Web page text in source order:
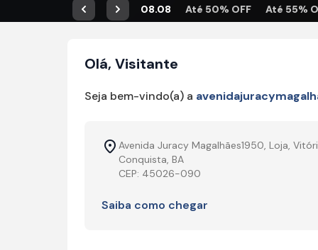
AnteriorPróximo
08.08 Até 50% OFF Até 55%
Olá, Visitante
Seja bem-vindo(a) a
Avenida Juracy Magalhães1950, Loja,
Conquista, BA
CEP: 45026-090
Saiba como chegar